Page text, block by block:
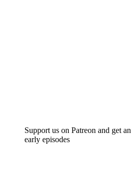
Support us on Patreon and get
early episodes